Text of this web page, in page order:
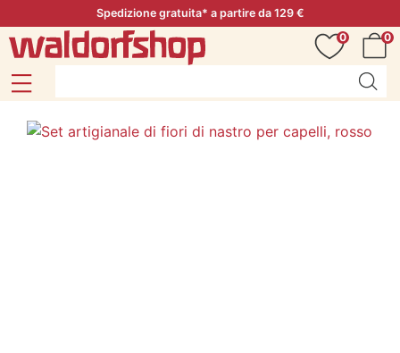
Spedizione gratuita* a partire da 129 €
0
0